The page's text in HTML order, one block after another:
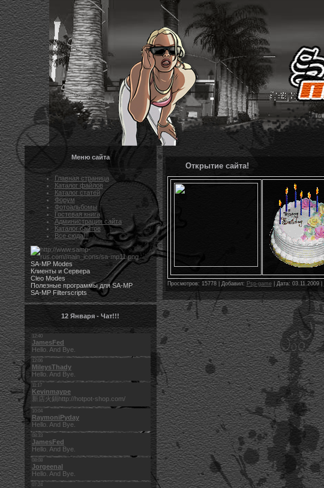
Меню сайта
Главная страница
Каталог файлов
Каталог статей
Форум
Фотоальбомы
Гостевая книга
Администрация сайта
Каталог сайтов
Все сюда!!!
SA-MP Modes
Клиенты и Сервера
Cleo Modes
Полезные программы для SA-MP
SA-MP Filterscripts
12 Января - Чат!!!
Открытие сайта!
Просмотров: 15778 | Добавил: Psp-game| Дата: 03.11.2009|